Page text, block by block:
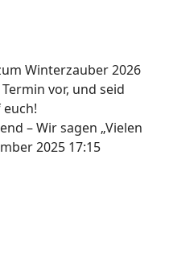
Winterzauber 2026
vor, und seid
– Wir sagen „Vielen
2025 17:15